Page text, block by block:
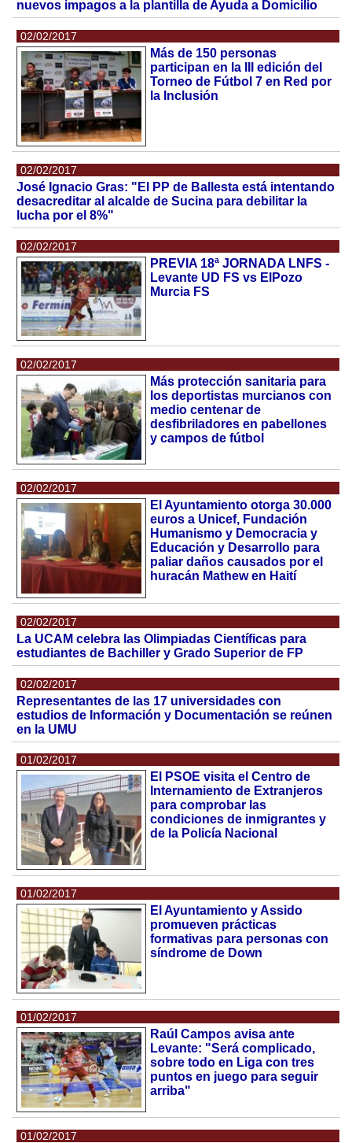
nuevos impagos a la plantilla de Ayuda a Domicilio
02/02/2017
Más de 150 personas
participan en la III edición del
Torneo de Fútbol 7 en Red por
la Inclusión
02/02/2017
José Ignacio Gras: "El PP de Ballesta está intentando
desacreditar al alcalde de Sucina para debilitar la
lucha por el 8%"
02/02/2017
PREVIA 18ª JORNADA LNFS -
Levante UD FS vs ElPozo
Murcia FS
02/02/2017
Más protección sanitaria para
los deportistas murcianos con
medio centenar de
desfibriladores en pabellones
y campos de fútbol
02/02/2017
El Ayuntamiento otorga 30.000
euros a Unicef, Fundación
Humanismo y Democracia y
Educación y Desarrollo para
paliar daños causados por el
huracán Mathew en Haití
02/02/2017
La UCAM celebra las Olimpiadas Científicas para
estudiantes de Bachiller y Grado Superior de FP
02/02/2017
Representantes de las 17 universidades con
estudios de Información y Documentación se reúnen
en la UMU
01/02/2017
El PSOE visita el Centro de
Internamiento de Extranjeros
para comprobar las
condiciones de inmigrantes y
de la Policía Nacional
01/02/2017
El Ayuntamiento y Assido
promueven prácticas
formativas para personas con
síndrome de Down
01/02/2017
Raúl Campos avisa ante
Levante: "Será complicado,
sobre todo en Liga con tres
puntos en juego para seguir
arriba"
01/02/2017